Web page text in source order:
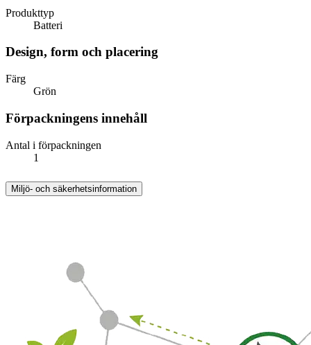
Produkttyp
Batteri
Design, form och placering
Färg
Grön
Förpackningens innehåll
Antal i förpackningen
1
Miljö- och säkerhetsinformation